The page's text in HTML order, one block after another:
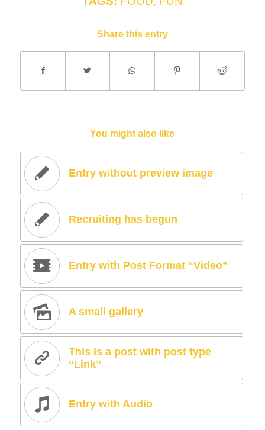
Share this entry
You might also like
Entry without preview image
Recruiting has begun
Entry with Post Format “Video”
A small gallery
This is a post with post type
“Link”
Entry with Audio